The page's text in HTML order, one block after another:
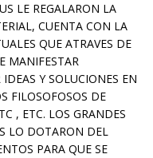
LE REGALARON LA
CUENTA CON LA
QUE ATRAVES DE
MANIFESTAR
Y SOLUCIONES EN
FILOSOFOSOS DE
, ETC. LOS GRANDES
LO DOTARON DEL
PARA QUE SE